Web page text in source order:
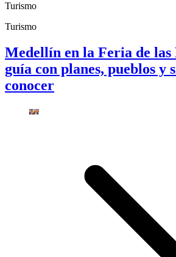
Turismo
Turismo
Medellín en la Feria de las
guía con planes, pueblos y
conocer